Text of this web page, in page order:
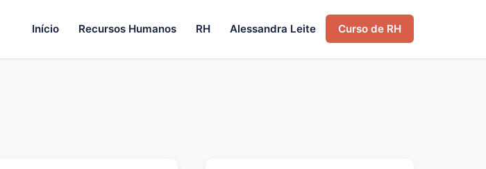
Início Recursos Humanos RH Alessandra Leite Curso de RH